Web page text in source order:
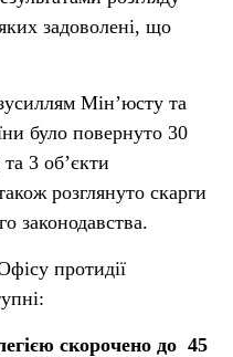
задоволені, що
Мін’юсту та
було повернуто 30
3 об’єкти
розглянуто скарги
законодавства.
протидії
скорочено до 45